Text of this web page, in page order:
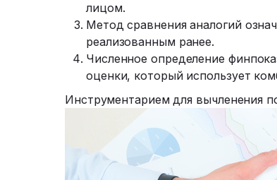
лицом.
Метод сравнения аналогий
реализованным ранее.
Численное определение
оценки, который использует
Инструментарием для вычленения